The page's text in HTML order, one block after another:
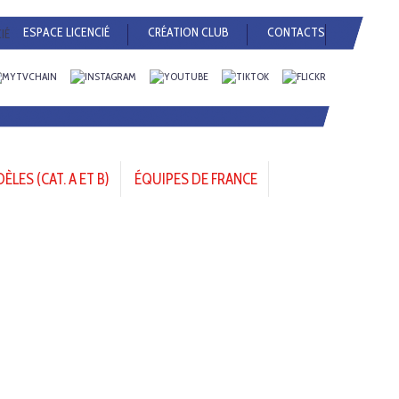
ESPACE LICENCIÉ CRÉATION CLUB CONTACTS
(CAT. A ET B)
ÉQUIPES DE FRANCE